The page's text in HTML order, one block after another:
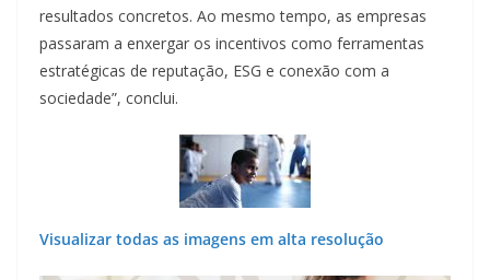
resultados concretos. Ao mesmo tempo, as empresas
passaram a enxergar os incentivos como ferramentas
estratégicas de reputação, ESG e conexão com a
sociedade”, conclui.
Visualizar todas as imagens em alta resolução